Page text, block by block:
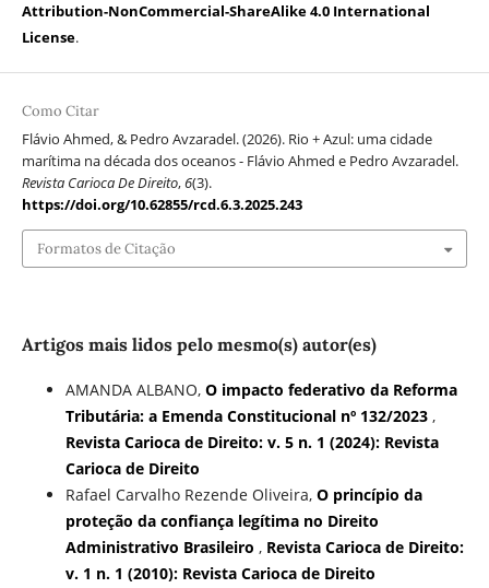
Attribution-NonCommercial-ShareAlike 4.0 International
License.
Como Citar
Flávio Ahmed, & Pedro Avzaradel. (2026). Rio + Azul: uma cidade
marítima na década dos oceanos - Flávio Ahmed e Pedro Avzaradel.
Revista Carioca De Direito,6(3).
https://doi.org/10.62855/rcd.6.3.2025.243
Formatos de Citação
Artigos mais lidos pelo mesmo(s) autor(es)
AMANDA ALBANO, O impacto federativo da Reforma
Tributária: a Emenda Constitucional nº 132/2023 ,
Revista Carioca de Direito: v. 5 n. 1 (2024): Revista
Carioca de Direito
Rafael Carvalho Rezende Oliveira, O princípio da
proteção da confiança legítima no Direito
Administrativo Brasileiro , Revista Carioca de Direito:
v. 1 n. 1 (2010): Revista Carioca de Direito